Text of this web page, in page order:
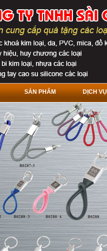
SẢN PHẨM DỊCH VỤ